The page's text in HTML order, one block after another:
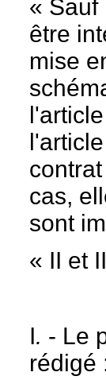
« Sauf
être
mise
cas,
sont
« II et
I. - Le
rédigé